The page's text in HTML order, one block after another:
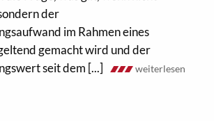
der
im Rahmen eines
gemacht wird und der
seit dem [...]
weiterlesen